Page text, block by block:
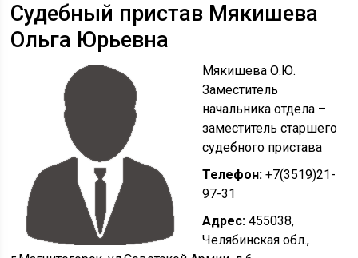
Судебный пристав Мякишева
Ольга Юрьевна
Мякишева О.Ю.
Заместитель
начальника отдела –
заместитель старшего
судебного пристава
Телефон: +7(3519)21-
97-31
Адрес: 455038,
Челябинская обл.,